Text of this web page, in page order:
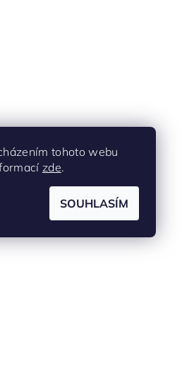
tohoto webu
zde.
SOUHLASÍM